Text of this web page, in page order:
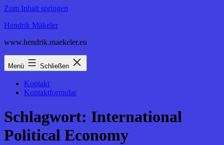
Zum Inhalt springen
Hendrik Mäkeler
www.hendrik.maekeler.eu
Menü Schließen
Kontakt
Kontaktformular
Schlagwort: International
Political Economy